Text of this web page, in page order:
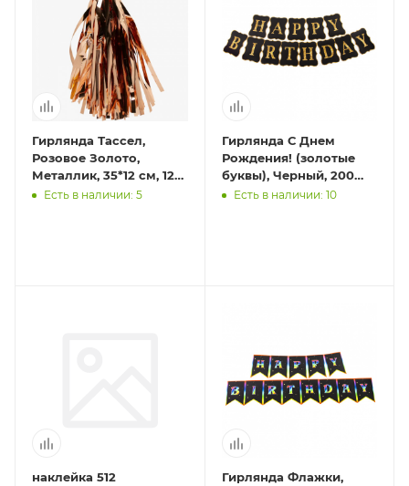
Гирлянда Тассел,
Розовое Золото,
Металлик, 35*12 см, 12
листов.
Есть в наличии: 5
Гирлянда С Днем
Рождения! (золотые
буквы), Черный, 200
см, 1 шт.
Есть в наличии: 10
наклейка 512
Гирлянда Флажки,